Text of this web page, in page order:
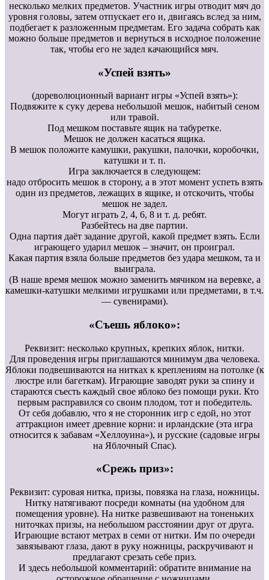
несколько мелких предметов. Участник игры отводит мяч до
уровня головы, затем отпускает его и, двигаясь вслед за ним,
подбегает к разложенным предметам. Его задача собрать как
можно больше предметов и вернуться в исходное положение
так, чтобы его не задел качающийся мяч.
«Успей взять»
(дореволюционный вариант игры «Успей взять»):
Подвяжите к суку дерева небольшой мешок, набитый сеном
или травой.
Под мешком поставьте ящик на табуретке.
Мешок не должен касаться ящика.
В мешок положите камушки, ракушки, палочки, коробочки,
катушки и т. п.
Игра заключается в следующем:
надо отбросить мешок в сторону, а в этот момент успеть взять
один из предметов, лежащих в ящике, и отскочить, чтобы
мешок не задел.
Могут играть 2, 4, 6, 8 и т. д. ребят.
Разбейтесь на две партии.
Одна партия даёт задание другой, какой предмет взять. Если
играющего ударил мешок – значит, он проиграл.
Какая партия взяла больше предметов без удара мешком, та и
выиграла.
(В наше время мешок можно заменить мячиком на веревке, а
камешки-катушки мелкими игрушками или предметами, в т.ч.
— сувенирами).
«Съешь яблоко»:
Реквизит: несколько крупных, крепких яблок, нитки.
Для проведения игры приглашаются минимум два человека.
Яблоки подвешиваются на нитках к креплениям на потолке (к
люстре или багеткам). Играющие заводят руки за спину и
стараются съесть каждый свое яблоко без помощи руки. Кто
первым расправился со своим плодом, тот и победитель.
От себя добавлю, что я не сторонник игр с едой, но этот
аттракцион имеет древние корни: и ирландские (эта игра
относится к забавам «Хеллоуина»), и русские (садовые игры
на Яблочный Спас).
«Срежь приз»:
Реквизит: суровая нитка, призы, повязка на глаза, ножницы.
Нитку натягивают посреди комнаты (на удобном для
помещения уровне). На нитке развешивают на тоненьких
ниточках призы, на небольшом расстоянии друг от друга.
Играющие встают метрах в семи от нитки. Им по очереди
завязывают глаза, дают в руку ножницы, раскручивают и
предлагают срезать себе приз.
И здесь небольшой комментарий: обратите внимание на